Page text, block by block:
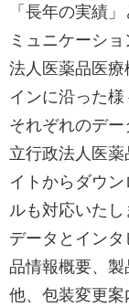
「長年の実績
ミュニケーシ
法人医薬品医
インに沿った
それぞれのデ
立行政法人医
イトからダウ
ルも対応いた
データとイン
品情報概要、
他、包装変更